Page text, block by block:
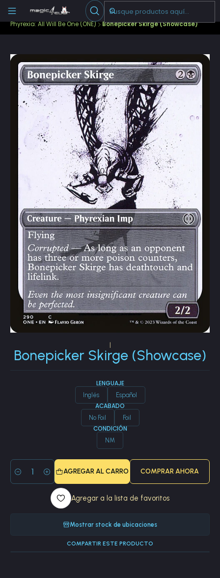
Escribenos
Cartas Sueltas Magic Pioneer
Phyrexia: All Will Be One (ONE) Bonepicker Skirge (Showcase)
Bonepicker Skirge (Showcase)
LENGUAJE
Inglés Español
ACABADO
No Foil Foil
CONDICIÓN
NM
Cantidad
AGREGAR AL CARRO COMPRAR AHORA
Agregar a la lista de favoritos
Mostrar stock de ubicaciones
COMPARTIR ESTE PRODUCTO